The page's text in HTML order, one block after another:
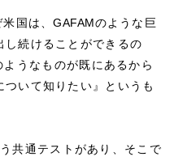
米国は、GAFAMのような巨
し続けることができるの
ようなものが既にあるから
いて知りたい』というも
共通テストがあり、そこで